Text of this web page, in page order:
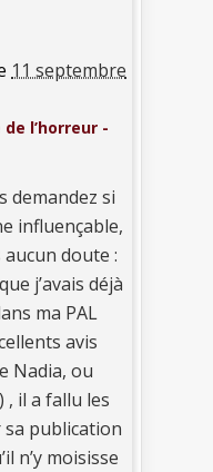
11 septembre
l’horreur -
demandez si
influençable,
doute :
j’avais déjà
ma PAL
avis
Nadia, ou
, il a fallu les
sa publication
n’y moisisse